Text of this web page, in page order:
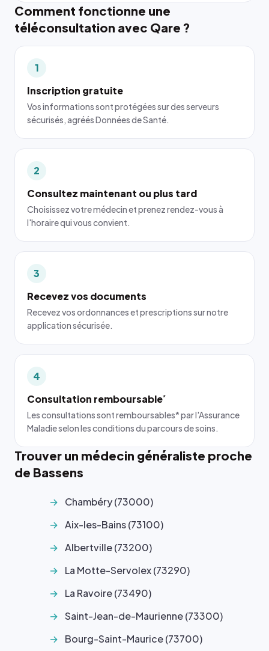
Comment fonctionne une
téléconsultation avec Qare ?
1
Inscription gratuite
Vos informations sont protégées sur des serveurs
sécurisés, agréés Données de Santé.
2
Consultez maintenant ou plus tard
Choisissez votre médecin et prenez rendez-vous à
l'horaire qui vous convient.
3
Recevez vos documents
Recevez vos ordonnances et prescriptions sur notre
application sécurisée.
4
Consultation remboursable*
Les consultations sont remboursables* par l'Assurance
Maladie selon les conditions du parcours de soins.
Trouver un médecin généraliste proche
de Bassens
Chambéry (73000)
Aix-les-Bains (73100)
Albertville (73200)
La Motte-Servolex (73290)
La Ravoire (73490)
Saint-Jean-de-Maurienne (73300)
Bourg-Saint-Maurice (73700)